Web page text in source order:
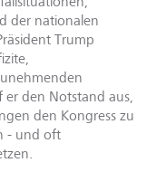
der nationalen
Trump
den Notstand aus,
den Kongress zu
- und oft